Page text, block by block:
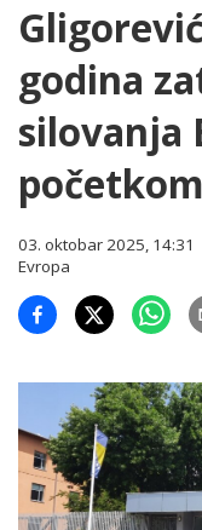
godina
silovanja
03. oktobar 2025, 14:31
Evropa